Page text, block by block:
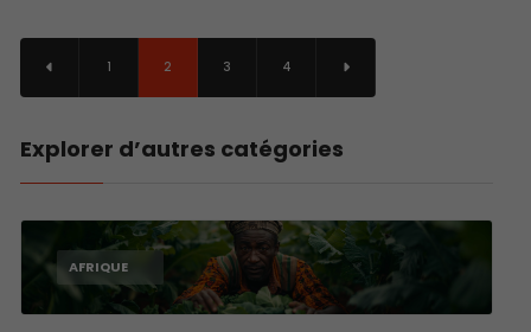
1 2 3 4
Explorer d’autres catégories
AFRIQUE